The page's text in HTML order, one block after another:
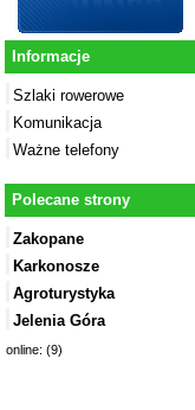
Informacje
Szlaki rowerowe
Komunikacja
Ważne telefony
Polecane strony
Zakopane
Karkonosze
Agroturystyka
Jelenia Góra
online: (9)